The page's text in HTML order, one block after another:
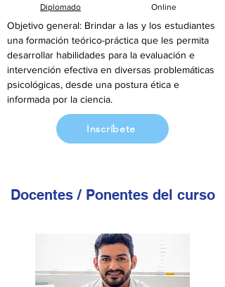
Diplomado Online
Objetivo general: Brindar a las y los estudiantes
una formación teórico-práctica que les permita
desarrollar habilidades para la evaluación e
intervención efectiva en diversas problemáticas
psicológicas, desde una postura ética e
informada por la ciencia.
Inscríbete
Docentes / Ponentes del curso